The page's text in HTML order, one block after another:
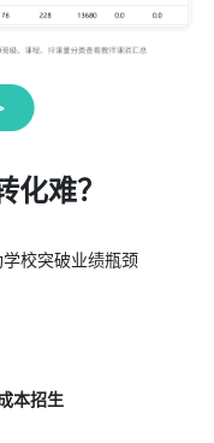
化难？
校突破业绩瓶颈
本招生